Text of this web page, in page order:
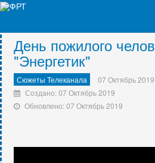
VK9562
День пожилого
"Энергетик"
Сюжеты Телеканала
07 Октябрь 2019
Создано: 07 Октябрь 2019
Обновлено: 07 Октябрь 2019